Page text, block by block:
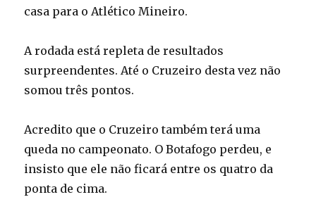
casa para o Atlético Mineiro.
A rodada está repleta de resultados
surpreendentes. Até o Cruzeiro desta vez não
somou três pontos.
Acredito que o Cruzeiro também terá uma
queda no campeonato. O Botafogo perdeu, e
insisto que ele não ficará entre os quatro da
ponta de cima.